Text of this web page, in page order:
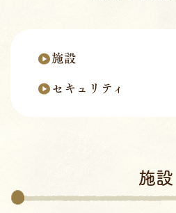
施設
セキュリティ
施設